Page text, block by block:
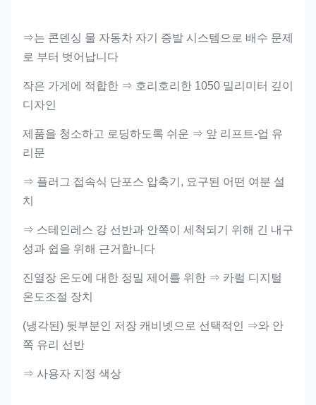
⇒는 콘덴싱 물 자동차 자기 증발 시스템으로 배수 문제
로 부터 벗어납니다
작은 가게에 적합한 ⇒ 호리호리한 1050 밀리미터 깊이
디자인
제품을 청소하고 로딩하도록 쉬운 ⇒ 앞 리프트-업 유
리문
⇒ 플러그 접속식 단포스 압축기, 요구된 어떤 여분 설
치
⇒ 스테인레스 강 선반과 안쪽이 세척되기 위해 긴 내구
성과 쉽을 위해 근거합니다
진열장 온도에 대한 정밀 제어를 위한 ⇒ 카럴 디지털
온도조절 장치
(냉각된) 뒷부분인 저장 캐비넷으로 선택적인 ⇒와 안
쪽 유리 선반
⇒ 사용자 지정 색상